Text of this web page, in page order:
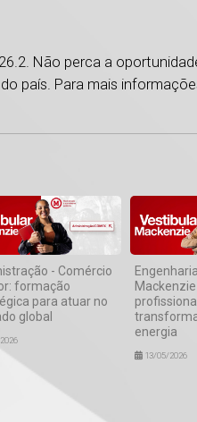
Não perca a
país. Para mais
- Comércio
formação
para atuar no
global
energia
13/05/2026